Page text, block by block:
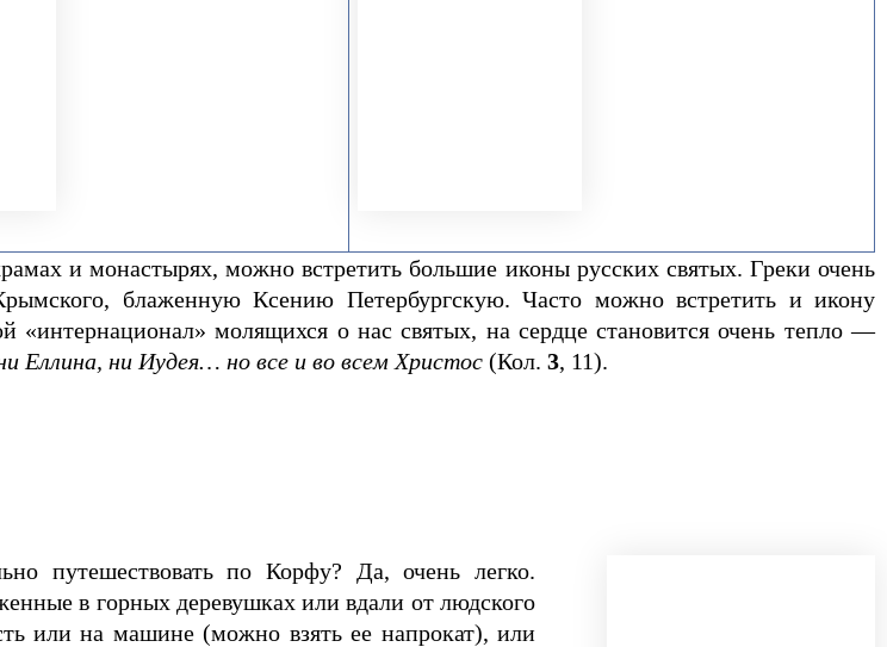
и монастырях, можно встретить большие иконы русских святых. Греки очень
блаженную Ксению Петербургскую. Часто можно встретить и икону
«интернационал» молящихся о нас святых, на сердце становится очень тепло —
Еллина, ни Иудея… но все и во всем Христос (Кол. 3, 11).
путешествовать по Корфу? Да, очень легко.
в горных деревушках или вдали от людского
или на машине (можно взять ее напрокат), или